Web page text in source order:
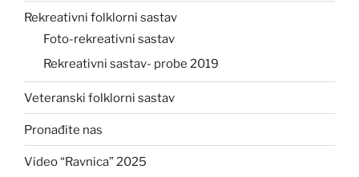
Rekreativni folklorni sastav
Foto-rekreativni sastav
Rekreativni sastav- probe 2019
Veteranski folklorni sastav
Pronađite nas
Video “Ravnica” 2025